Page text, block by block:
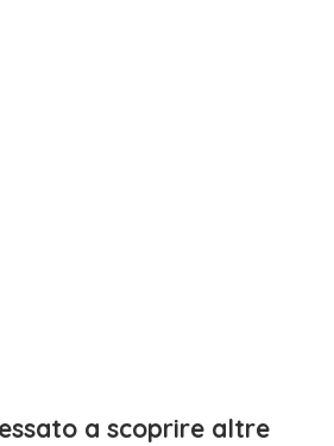
a scoprire altre